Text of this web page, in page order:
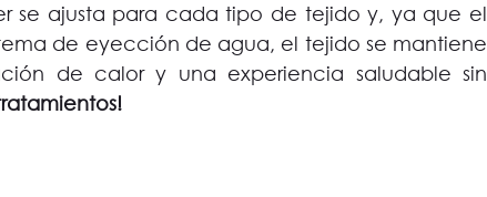
se ajusta para cada tipo de tejido y, ya que el
de eyección de agua, el tejido se mantiene
de calor y una experiencia saludable sin